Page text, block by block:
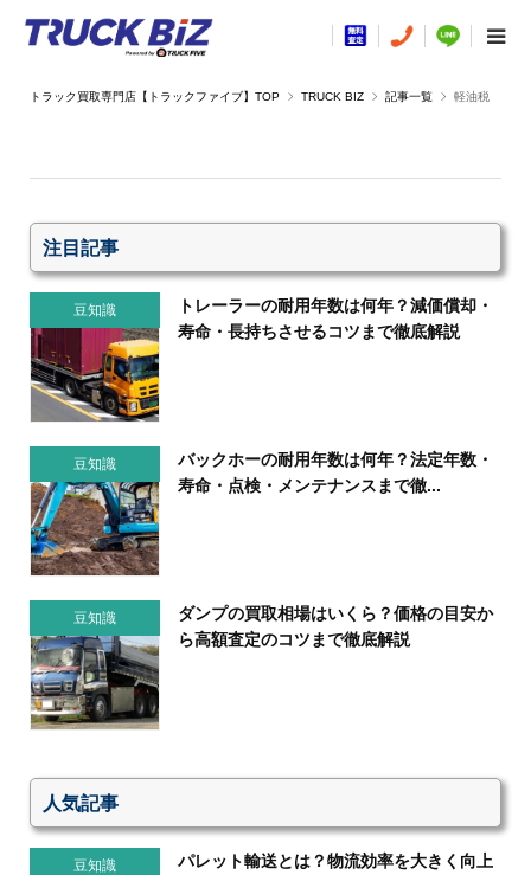
TRUCK BIZ 記事一覧 軽油税
注目記事
豆知識
トレーラーの耐用年数は何年？減価償却・
寿命・長持ちさせるコツまで徹底解説
豆知識
バックホーの耐用年数は何年？法定年数・
寿命・点検・メンテナンスまで徹...
豆知識
ダンプの買取相場はいくら？価格の目安か
ら高額査定のコツまで徹底解説
人気記事
豆知識
パレット輸送とは？物流効率を大きく向上